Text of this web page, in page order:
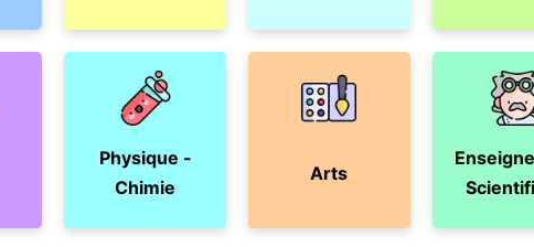
Physique -
Chimie
Arts